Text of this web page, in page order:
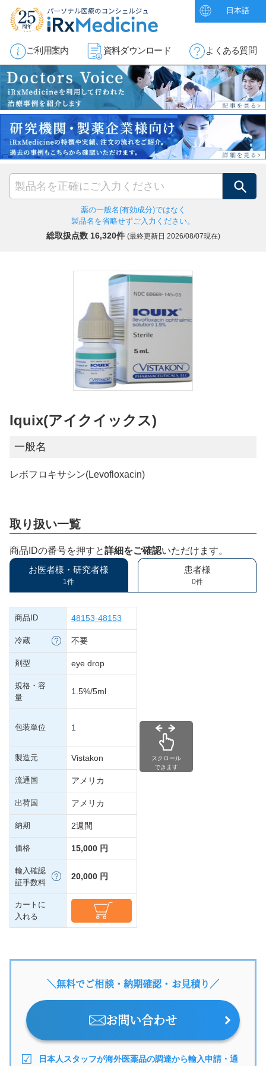
日本語
ご利用案内 資料ダウンロード よくある質問
検索
薬の一般名(有効成分)ではなく
製品名を省略せずご入力ください。
総取扱点数 16,320件 (最終更新日 2026/08/07現在)
Iquix(アイクイックス)
一般名
レボフロキサシン(Levofloxacin)
取り扱い一覧
商品IDの番号を押すと詳細をご確認いただけます。
お医者様・研究者様
1件
患者様
0件
商品ID 48153-48153
冷蔵 不要
剤型 eye drop
規格・容
量
1.5%/5ml
包装単位 1
製造元 Vistakon
流通国 アメリカ
出荷国 アメリカ
納期 2週間
価格 15,000 円
輸入確認
証手数料
20,000 円
カートに
入れる
スクロール
できます
＼無料でご相談・納期確認・お見積り／
お問い合わせ
日本人スタッフが海外医薬品の調達から輸入申請・通